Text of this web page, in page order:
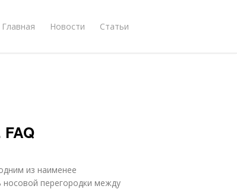
Главная Новости Статьи
из наименее
носовой перегородки между